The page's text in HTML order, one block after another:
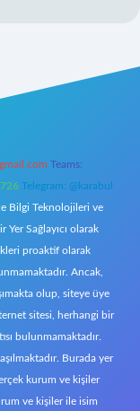
Teams:
Telegram: @karabul
Bilgi Teknolojileri ve
Sağlayıcı olarak
proaktif olarak
Ancak,
olup, siteye üye
sitesi, herhangi bir
bulunmamaktadır.
Burada yer
kurum ve kişiler
ve kişiler ile isim